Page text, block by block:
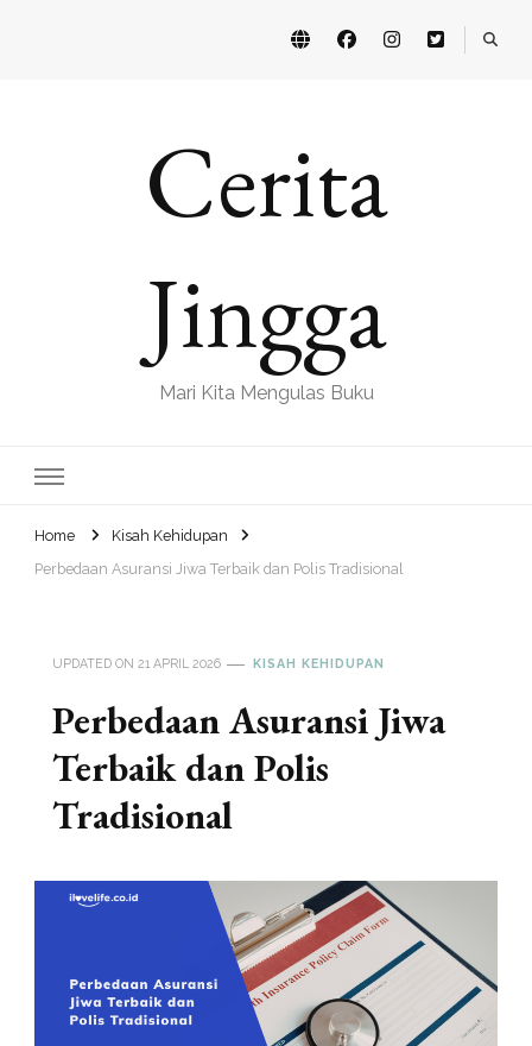
Cerita
Jingga
Mari Kita Mengulas Buku
Home
Kisah Kehidupan
Perbedaan Asuransi Jiwa Terbaik dan Polis Tradisional
UPDATED ON 21 APRIL 2026 KISAH KEHIDUPAN
Perbedaan Asuransi Jiwa
Terbaik dan Polis
Tradisional